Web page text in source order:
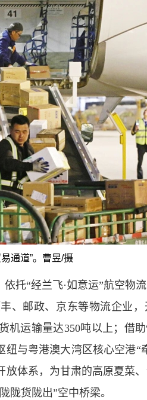
通道”。曹昱/摄
托“经兰飞·如意运”航空物流
、邮政、京东等物流企业
机运输量达350吨以上 ； 借助
纽与粤港澳大湾区核心空港“
放体系，为甘肃的高原夏菜
陇货陇出”空中桥梁。